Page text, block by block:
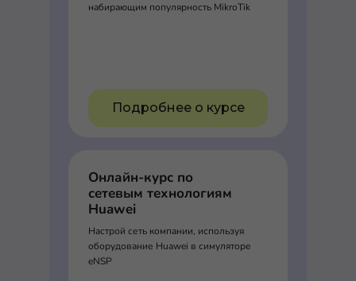
набирающим популярность MikroTik
Подробнее о курсе
Онлайн-курс по
сетевым технологиям
Huawei
Настрой сеть компании, используя
оборудование Huawei в симуляторе
eNSP